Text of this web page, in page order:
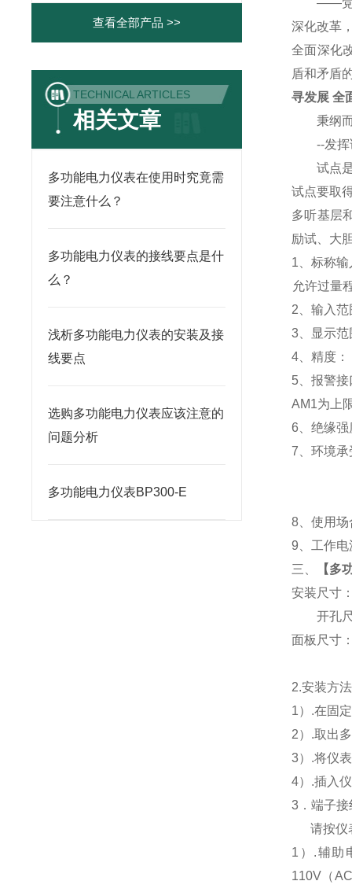
查看全部产品 >>
TECHNICAL ARTICLES
相关文章
多功能电力仪表在使用时究竟需
要注意什么？
多功能电力仪表的接线要点是什
么？
浅析多功能电力仪表的安装及接
线要点
选购多功能电力仪表应该注意的
问题分析
多功能电力仪表BP300-E
——党政
深化改革
全面深化
盾和矛盾
寻发展 全
秉纲而
--发挥试
试点是
试点要取
多听基层
励试、大
1 、标称
允许过量
2 、输入
3
显示
4 、精度：
5 、报警接
AM1为上
6 、绝缘
7 、环境
8 、使用
9 、工作
三、
【多
安装尺寸
开孔
面板尺寸
2.安装方
1）.在固
2）.取出
3）.将仪
4）.插入
3 ．端子
请按仪
1 ） .辅助
110V （